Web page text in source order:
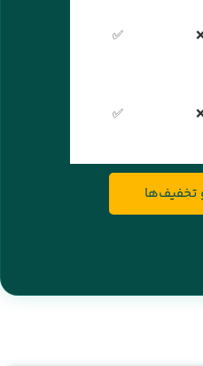
✅
✅
تخفیف‌ها